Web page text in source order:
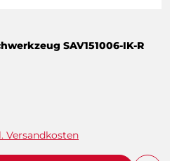
SAV151006-IK-R
Versandkosten